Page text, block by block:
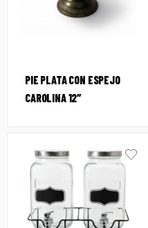
PIE PLATA CON ESPEJO
CAROLINA 12″